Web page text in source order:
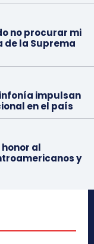
no procurar mi
de la Suprema
impulsan
en el país
honor al
y